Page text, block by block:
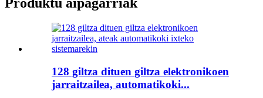
Produktu aipagarriak
128 giltza dituen giltza elektronikoen
jarraitzailea, automatikoki...